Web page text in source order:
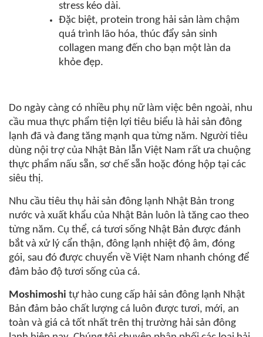
stress kéo dài.
Đặc biệt, protein trong hải sản làm chậm
quá trình lão hóa, thúc đẩy sản sinh
collagen mang đến cho bạn một làn da
khỏe đẹp.
Do ngày càng có nhiều phụ nữ làm việc bên ngoài, nhu
cầu mua thực phẩm tiện lợi tiêu biểu là hải sản đông
lạnh đã và đang tăng mạnh qua từng năm. Người tiêu
dùng nội trợ của Nhật Bản lẫn Việt Nam rất ưa chuộng
thực phẩm nấu sẵn, sơ chế sẵn hoặc đóng hộp tại các
siêu thị.
Nhu cầu tiêu thụ hải sản đông lạnh Nhật Bản trong
nước và xuất khẩu của Nhật Bản luôn là tăng cao theo
từng năm. Cụ thể, cá tươi sống Nhật Bản được đánh
bắt và xử lý cẩn thận, đông lạnh nhiệt độ âm, đóng
gói, sau đó được chuyển về Việt Nam nhanh chóng để
đảm bảo độ tươi sống của cá.
Moshimoshi tự hào cung cấp hải sản đông lạnh Nhật
Bản đảm bảo chất lượng cá luôn được tươi, mới, an
toàn và giá cả tốt nhất trên thị trường hải sản đông